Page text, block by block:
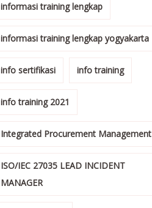
informasi training lengkap
informasi training lengkap yogyakarta
info sertifikasi info training
info training 2021
Integrated Procurement Management
ISO/IEC 27035 LEAD INCIDENT
MANAGER